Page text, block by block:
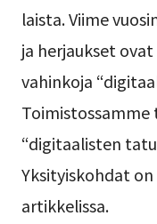
laista. Viime
ja herjaukset
vahinkoja
Toimistossamme
“digitaalisten
Yksityiskohdat
artikkelissa.